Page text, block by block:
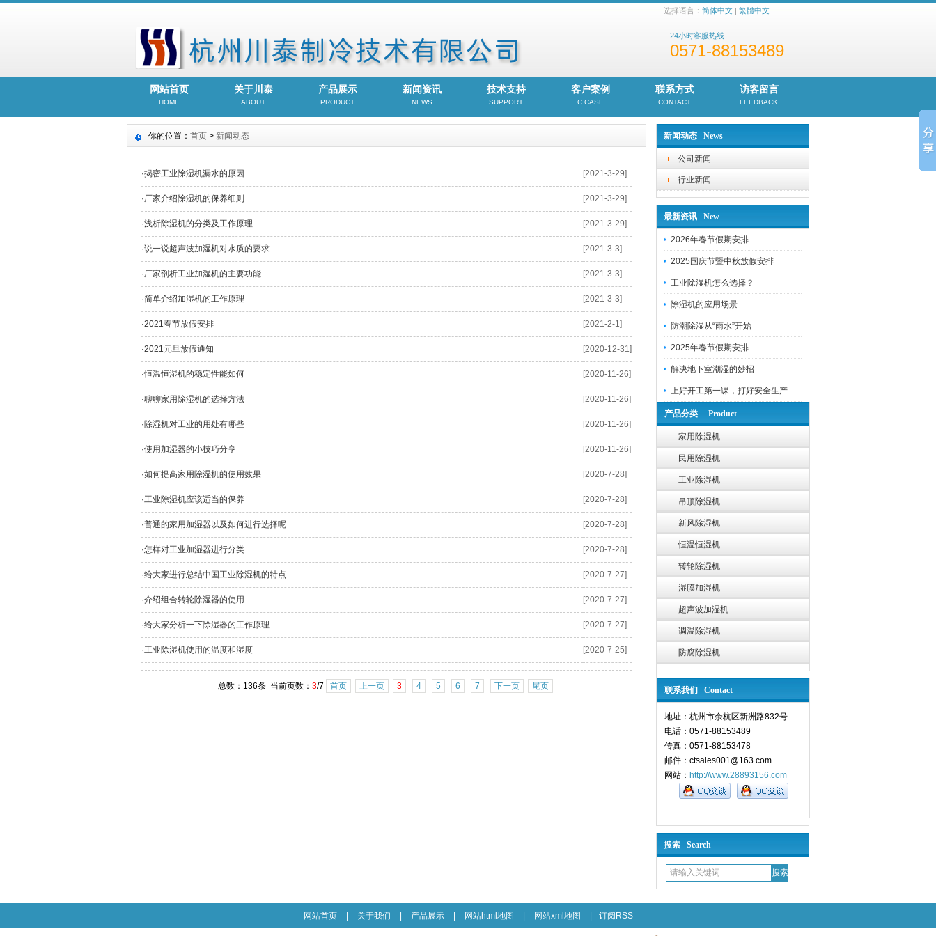
选择语言： 简体中文 | 繁體中文
24小时客服热线
0571-88153489
网站首页
HOME
关于川泰
ABOUT
产品展示
PRODUCT
新闻资讯
NEWS
技术支持
SUPPORT
客户案例
C CASE
联系方式
CONTACT
访客留言
FEEDBACK
新闻动态 News
公司新闻
行业新闻
最新资讯 New
2026年春节假期安排
2025国庆节暨中秋放假安排
工业除湿机怎么选择？
除湿机的应用场景
防潮除湿从“雨水”开始
2025年春节假期安排
解决地下室潮湿的妙招
上好开工第一课，打好安全生产
产品分类 Product
家用除湿机
民用除湿机
工业除湿机
吊顶除湿机
新风除湿机
恒温恒湿机
转轮除湿机
湿膜加湿机
超声波加湿机
调温除湿机
防腐除湿机
联系我们 Contact
地址：杭州市余杭区新洲路832号
电话：0571-88153489
传真：0571-88153478
邮件：ctsales001@163.com
网站： http://www.28893156.com
搜索 Search
你的位置： 首页 > 新闻动态
·揭密工业除湿机漏水的原因 [2021-3-29]
·厂家介绍除湿机的保养细则 [2021-3-29]
·浅析除湿机的分类及工作原理 [2021-3-29]
·说一说超声波加湿机对水质的要求 [2021-3-3]
·厂家剖析工业加湿机的主要功能 [2021-3-3]
·简单介绍加湿机的工作原理 [2021-3-3]
·2021春节放假安排 [2021-2-1]
·2021元旦放假通知 [2020-12-31]
·恒温恒湿机的稳定性能如何 [2020-11-26]
·聊聊家用除湿机的选择方法 [2020-11-26]
·除湿机对工业的用处有哪些 [2020-11-26]
·使用加湿器的小技巧分享 [2020-11-26]
·如何提高家用除湿机的使用效果 [2020-7-28]
·工业除湿机应该适当的保养 [2020-7-28]
·普通的家用加湿器以及如何进行选择呢 [2020-7-28]
·怎样对工业加湿器进行分类 [2020-7-28]
·给大家进行总结中国工业除湿机的特点 [2020-7-27]
·介绍组合转轮除湿器的使用 [2020-7-27]
·给大家分析一下除湿器的工作原理 [2020-7-27]
·工业除湿机使用的温度和湿度 [2020-7-25]
总数：136条 当前页数： 3/7 首页 上一页 3 4 5 6 7 下一页 尾页
网站首页 关于我们 产品展示 网站html地图 网站xml地图 订阅RSS